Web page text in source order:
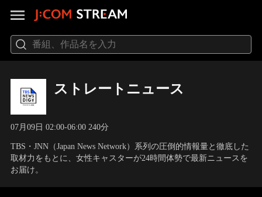
ストレートニュース
07月09日 02:00-06:00 240分
TBS・JNN（Japan News Network）系列の圧倒的情報量と徹底した
取材力をもとに、女性キャスターが24時間体勢で最新ニュースを
お届け。